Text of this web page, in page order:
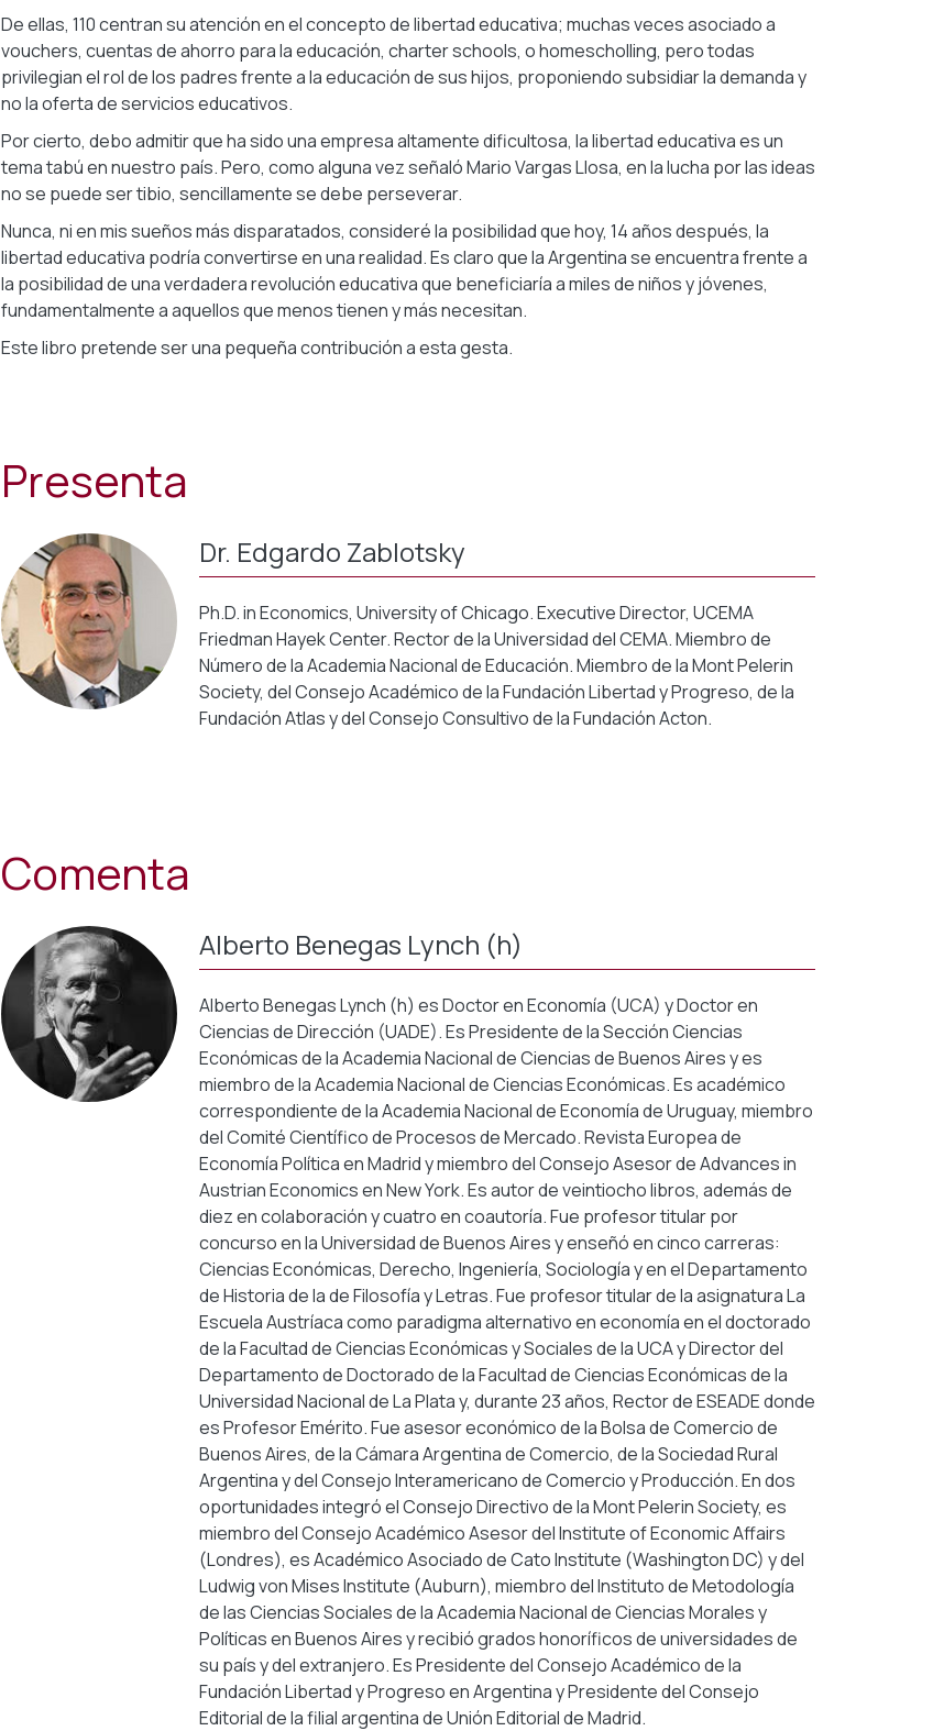
De ellas, 110 centran su atención en el concepto de libertad educativa; muchas veces asociado a
vouchers, cuentas de ahorro para la educación, charter schools, o homescholling, pero todas
privilegian el rol de los padres frente a la educación de sus hijos, proponiendo subsidiar la demanda y
no la oferta de servicios educativos.
Por cierto, debo admitir que ha sido una empresa altamente dificultosa, la libertad educativa es un
tema tabú en nuestro país. Pero, como alguna vez señaló Mario Vargas Llosa, en la lucha por las ideas
no se puede ser tibio, sencillamente se debe perseverar.
Nunca, ni en mis sueños más disparatados, consideré la posibilidad que hoy, 14 años después, la
libertad educativa podría convertirse en una realidad. Es claro que la Argentina se encuentra frente a
la posibilidad de una verdadera revolución educativa que beneficiaría a miles de niños y jóvenes,
fundamentalmente a aquellos que menos tienen y más necesitan.
Este libro pretende ser una pequeña contribución a esta gesta.
Presenta
Dr. Edgardo Zablotsky
Ph.D. in Economics, University of Chicago. Executive Director, UCEMA
Friedman Hayek Center. Rector de la Universidad del CEMA. Miembro de
Número de la Academia Nacional de Educación. Miembro de la Mont Pelerin
Society, del Consejo Académico de la Fundación Libertad y Progreso, de la
Fundación Atlas y del Consejo Consultivo de la Fundación Acton.
Comenta
Alberto Benegas Lynch (h)
Alberto Benegas Lynch (h) es Doctor en Economía (UCA) y Doctor en
Ciencias de Dirección (UADE). Es Presidente de la Sección Ciencias
Económicas de la Academia Nacional de Ciencias de Buenos Aires y es
miembro de la Academia Nacional de Ciencias Económicas. Es académico
correspondiente de la Academia Nacional de Economía de Uruguay, miembro
del Comité Científico de Procesos de Mercado. Revista Europea de
Economía Política en Madrid y miembro del Consejo Asesor de Advances in
Austrian Economics en New York. Es autor de veintiocho libros, además de
diez en colaboración y cuatro en coautoría. Fue profesor titular por
concurso en la Universidad de Buenos Aires y enseñó en cinco carreras:
Ciencias Económicas, Derecho, Ingeniería, Sociología y en el Departamento
de Historia de la de Filosofía y Letras. Fue profesor titular de la asignatura La
Escuela Austríaca como paradigma alternativo en economía en el doctorado
de la Facultad de Ciencias Económicas y Sociales de la UCA y Director del
Departamento de Doctorado de la Facultad de Ciencias Económicas de la
Universidad Nacional de La Plata y, durante 23 años, Rector de ESEADE donde
es Profesor Emérito. Fue asesor económico de la Bolsa de Comercio de
Buenos Aires, de la Cámara Argentina de Comercio, de la Sociedad Rural
Argentina y del Consejo Interamericano de Comercio y Producción. En dos
oportunidades integró el Consejo Directivo de la Mont Pelerin Society, es
miembro del Consejo Académico Asesor del Institute of Economic Affairs
(Londres), es Académico Asociado de Cato Institute (Washington DC) y del
Ludwig von Mises Institute (Auburn), miembro del Instituto de Metodología
de las Ciencias Sociales de la Academia Nacional de Ciencias Morales y
Políticas en Buenos Aires y recibió grados honoríficos de universidades de
su país y del extranjero. Es Presidente del Consejo Académico de la
Fundación Libertad y Progreso en Argentina y Presidente del Consejo
Editorial de la filial argentina de Unión Editorial de Madrid.